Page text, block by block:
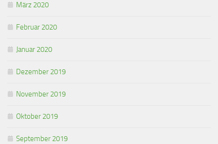
März 2020
Februar 2020
Januar 2020
Dezember 2019
November 2019
Oktober 2019
September 2019